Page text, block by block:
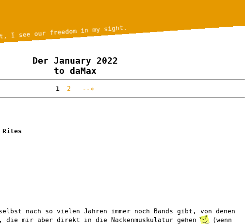
I see our freedom in my sight.
Der January 2022
to daMax
1 2 --»
Rites
nach so vielen Jahren immer noch Bands gibt, von denen
die mir aber direkt in die Nackenmuskulatur gehen
(wenn